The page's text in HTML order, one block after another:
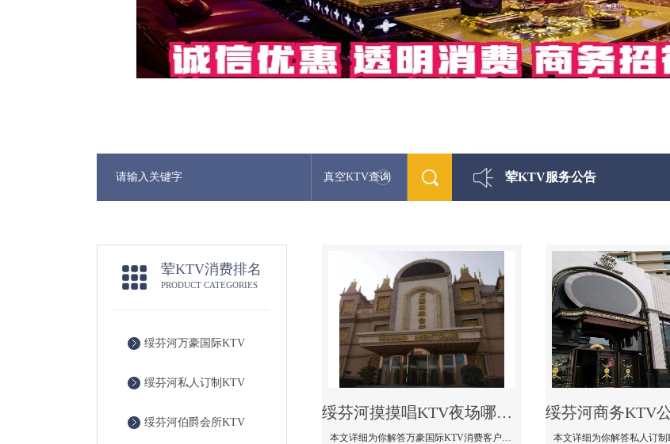
真空KTV查询 荤KTV服务公告
荤KTV消费排名
PRODUCT CATEGORIES
绥芬河万豪国际KTV
绥芬河私人订制KTV
绥芬河伯爵会所KTV
绥芬河摸摸唱KTV夜场哪家好玩开放-万豪国际KTV消费客户点评
本文详细为你解答万豪国际KTV消费客户点评，更多关于摸摸唱KTV夜场哪家好玩开放咨询1312 0333301微信同步！